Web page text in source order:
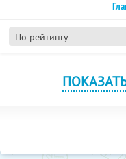
По рейтингу